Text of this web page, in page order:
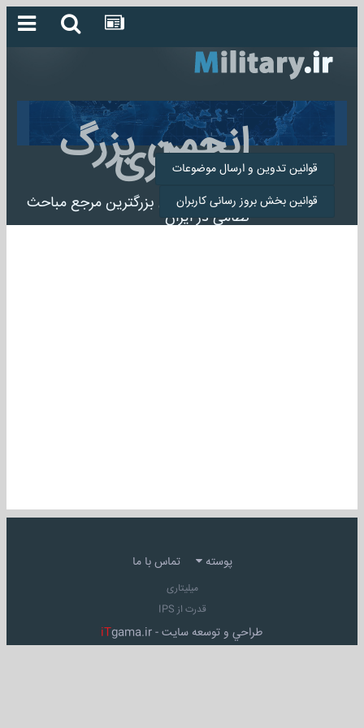
انجمن بزرگ
میلیتاری
انجمن میلیتاری بزرگترین مرجع مباحث
نظامی در ایران
قوانین تدوین و ارسال موضوعات
قوانین بخش بروز رسانی کاربران
پوسته تماس با ما
میلیتاری
قدرت از IPS
طراحي و توسعه سايت - iTgama.ir